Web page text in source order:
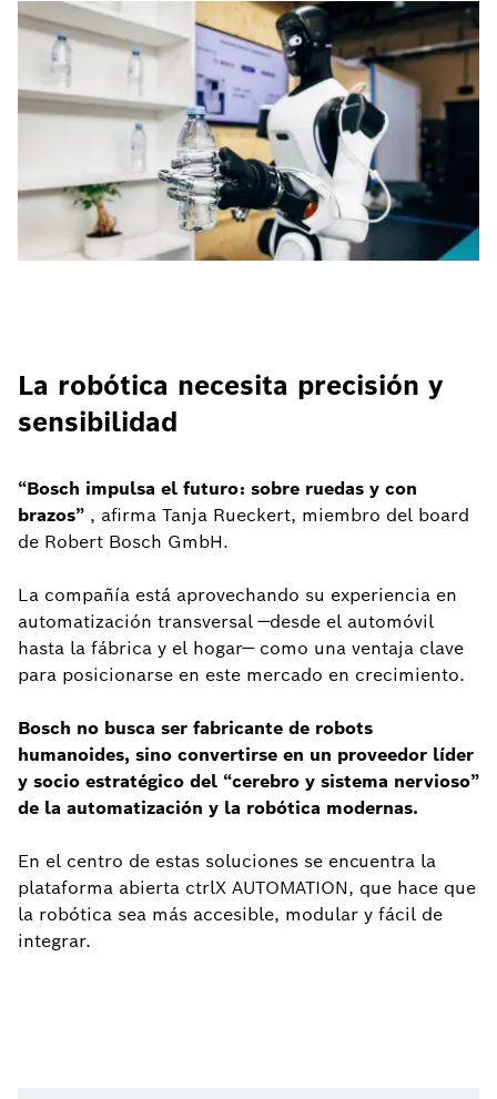
La robótica necesita precisión y
sensibilidad
“Bosch impulsa el futuro: sobre ruedas y con
brazos” , afirma Tanja Rueckert, miembro del board
de Robert Bosch GmbH.
La compañía está aprovechando su experiencia en
automatización transversal —desde el automóvil
hasta la fábrica y el hogar— como una ventaja clave
para posicionarse en este mercado en crecimiento.
Bosch no busca ser fabricante de robots
humanoides, sino convertirse en un proveedor líder
y socio estratégico del “cerebro y sistema nervioso”
de la automatización y la robótica modernas.
En el centro de estas soluciones se encuentra la
plataforma abierta ctrlX AUTOMATION, que hace que
la robótica sea más accesible, modular y fácil de
integrar.